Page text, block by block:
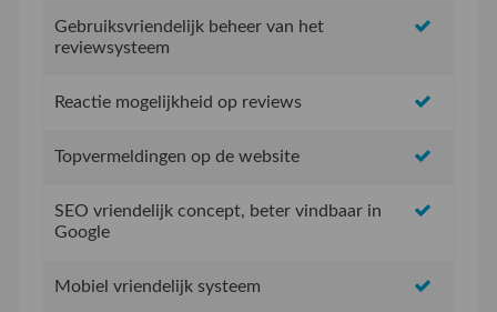
Gebruiksvriendelijk beheer van het
reviewsysteem
Reactie mogelijkheid op reviews
Topvermeldingen op de website
SEO vriendelijk concept, beter vindbaar in
Google
Mobiel vriendelijk systeem